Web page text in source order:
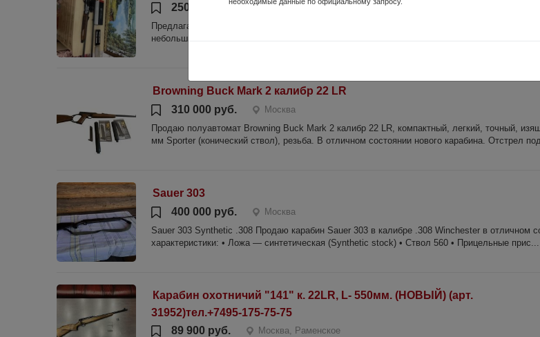
250 000 руб.
Москва, Долгопрудный
Предлагаю Вашему вниманию ружье Benelli Raffaello Elegant Combo 12х76 760/550мм ружье
небольшим настрелом, на дереве еле заметные сейфовые потертости, постарался
Browning Buck Mark 2 калибр 22 LR
310 000 руб.
Москва
Продаю полуавтомат Browning Buck Mark 2 калибр 22 LR, компактный, легкий, точный,
мм Sporter (конический ствол), резьба. В отличном состоянии нового карабина. Отстрел
Sauer 303
400 000 руб.
Москва
Sauer 303 Synthetic .308 Продаю карабин Sauer 303 в калибре .308 Winchester в отличном
характеристики: • Ложа — синтетическая (Synthetic stock) • Ствол 560 • Прицельные прис...
Карабин охотничий "141" к. 22LR, L- 550мм. (НОВЫЙ) (арт.
31952)тел.+7495-175-75-75
89 900 руб.
Москва, Раменское